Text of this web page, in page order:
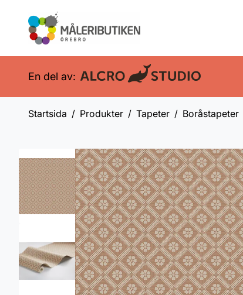
En del av:
Startsida Produkter Tapeter Boråstapeter